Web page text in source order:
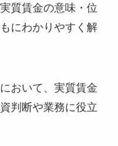
質賃金の意味・位
にわかりやすく解
おいて、実質賃金
判断や業務に役立